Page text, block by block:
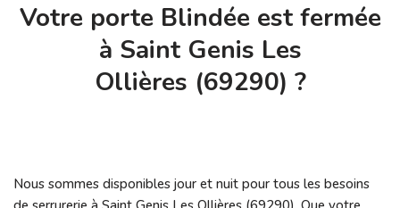
Votre porte Blindée est fermée
à Saint Genis Les
Ollières (69290) ?
Nous sommes disponibles jour et nuit pour tous les besoins